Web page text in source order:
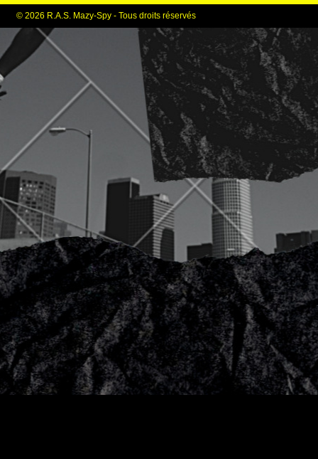
© 2026 R.A.S. Mazy-Spy - Tous droits réservés